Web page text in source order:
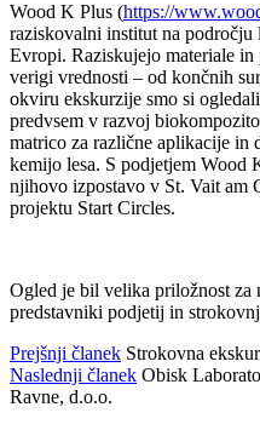
Wood K Plus (https://
raziskovalni institut na
Evropi. Raziskujejo materiale
verigi vrednosti – od končnih
okviru ekskurzije smo si
predvsem v razvoj
matrico za različne aplikacije in
kemijo lesa. S podjetjem Wood
njihovo izpostavo v St. Vait am
projektu Start Circles.
Ogled je bil velika priložnost za
predstavniki podjetij in
Prejšnji članek Strokovna
Naslednji članek Obisk
Ravne, d.o.o.